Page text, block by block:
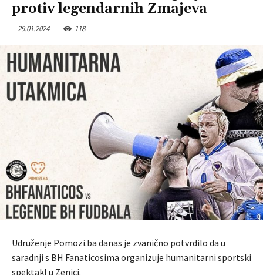
protiv legendarnih Zmajeva
29.01.2024 118
Udruženje Pomozi.ba danas je zvanično potvrdilo da u
saradnji s BH Fanaticosima organizuje humanitarni sportski
spektakl u Zenici.